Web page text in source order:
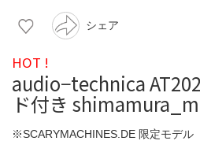
シェア
HOT !
audio−technica
ド付き
※SCARYMACHINES.DE 限定モデル